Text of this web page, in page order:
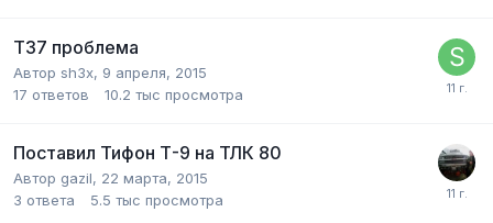
Т37 проблема
Автор sh3x, 9 апреля, 2015
17 ответов 10.2 тыс просмотра
Поставил Тифон Т-9 на ТЛК 80
Автор gazil, 22 марта, 2015
3 ответа 5.5 тыс просмотра